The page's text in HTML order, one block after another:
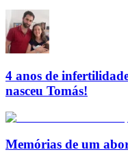
4 anos de
nasceu Tomás!
Memórias de um